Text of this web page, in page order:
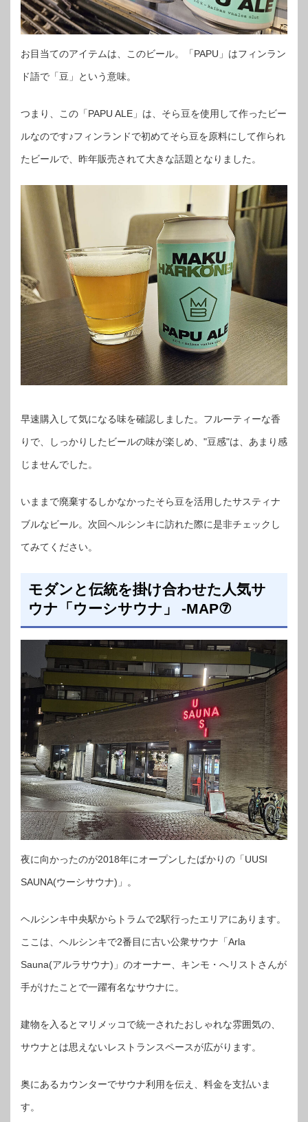
お目当てのアイテムは、このビール。「PAPU」はフィンラン
ド語で「豆」という意味。
つまり、この「PAPU ALE」は、そら豆を使用して作ったビー
ルなのです♪フィンランドで初めてそら豆を原料にして作られ
たビールで、昨年販売されて大きな話題となりました。
早速購入して気になる味を確認しました。フルーティーな香
りで、しっかりしたビールの味が楽しめ、"豆感"は、あまり感
じませんでした。
いままで廃棄するしかなかったそら豆を活用したサスティナ
ブルなビール。次回ヘルシンキに訪れた際に是非チェックし
てみてください。
モダンと伝統を掛け合わせた人気サ
ウナ「ウーシサウナ」 -MAP⑦
夜に向かったのが2018年にオープンしたばかりの「UUSI
SAUNA(ウーシサウナ)」。
ヘルシンキ中央駅からトラムで2駅行ったエリアにあります。
ここは、ヘルシンキで2番目に古い公衆サウナ「Arla
Sauna(アルラサウナ)」のオーナー、キンモ・へリストさんが
手がけたことで一躍有名なサウナに。
建物を入るとマリメッコで統一されたおしゃれな雰囲気の、
サウナとは思えないレストランスペースが広がります。
奥にあるカウンターでサウナ利用を伝え、料金を支払いま
す。